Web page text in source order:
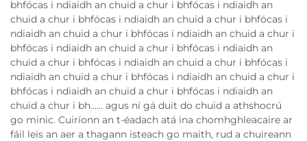
bhfócas i ndiaidh an chuid a chur i bhfócas i ndiaidh an
chuid a chur i bhfócas i ndiaidh an chuid a chur i bhfócas i
ndiaidh an chuid a chur i bhfócas i ndiaidh an chuid a chur i
bhfócas i ndiaidh an chuid a chur i bhfócas i ndiaidh an
chuid a chur i bhfócas i ndiaidh an chuid a chur i bhfócas i
ndiaidh an chuid a chur i bhfócas i ndiaidh an chuid a chur i
bhfócas i ndiaidh an chuid a chur i bhfócas i ndiaidh an
chuid a chur i bh...... agus ní gá duit do chuid a athshocrú
go minic. Cuiríonn an t-éadach atá ina chomhghleacaire ar
fáil leis an aer a thagann isteach go maith, rud a chuireann